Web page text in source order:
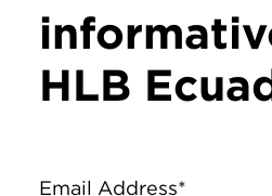
HLB
Email Address*